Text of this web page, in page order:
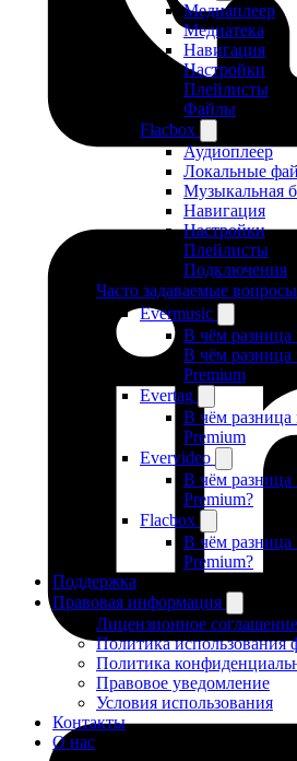
Медиаплеер
Медиатека
Навигация
Настройки
Плейлисты
Файлы
Flacbox
Аудиоплеер
Локальные
Музыкальная
Навигация
Настройки
Плейлисты
Подключения
Часто задаваемые вопросы
Evermusic
В чём разница
В чём разница
Premium
Evertag
В чём разница
Premium
Evervideo
В чём
Premium?
Flacbox
В чём
Premium?
Поддержка
Правовая информация
Лицензионное соглашение
Политика использования
Политика
Правовое уведомление
Условия использования
Контакты
О нас